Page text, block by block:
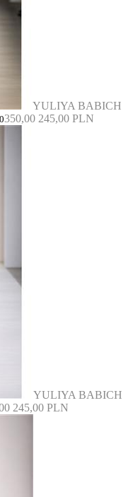
YULIYA BABICH
350,00 245,00 PLN
YULIYA BABICH
245,00 PLN